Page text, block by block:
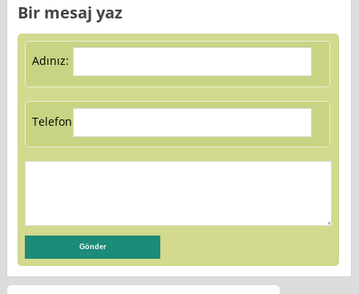
Bir mesaj yaz
Adınız:
Telefon: